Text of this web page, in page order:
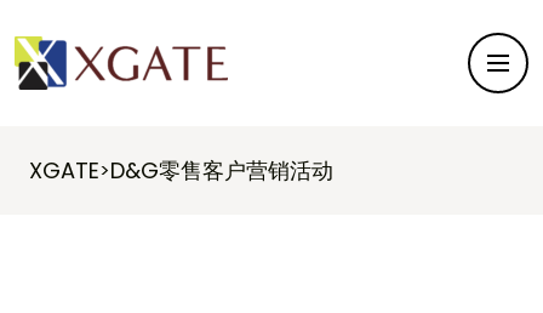
XGATE>D&G零售客户营销活动